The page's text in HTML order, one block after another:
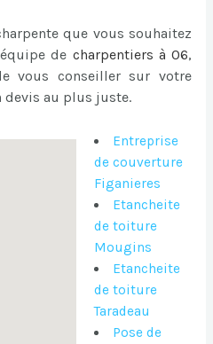
que vous souhaitez
de charpentiers à 06,
vous conseiller sur votre
au plus juste.
Entreprise
de couverture
Figanieres
Etancheite
de toiture
Mougins
Etancheite
de toiture
Taradeau
Pose de